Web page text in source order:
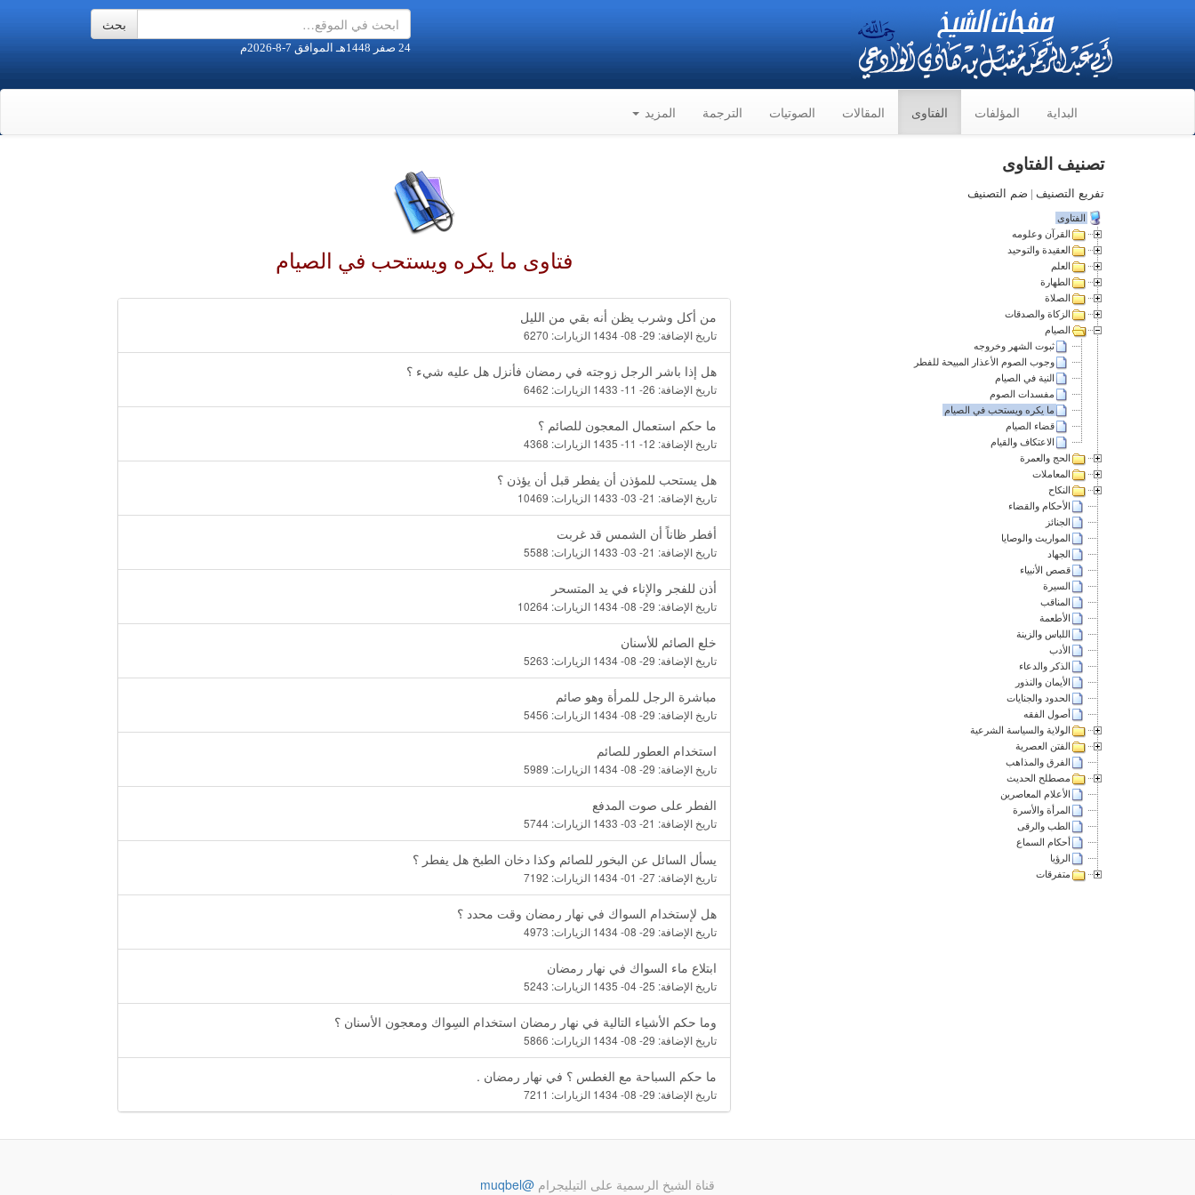
24 صفر 1448هـ الموافق 7-8-2026م
البداية المؤلفات الفتاوى المقالات الصوتيات الترجمة المزيد
فتاوى ما يكره ويستحب في الصيام
من أكل وشرب يظن أنه بقي من الليل
تاريخ الإضافة: 29- 08- 1434 الزيارات: 6270
هل إذا باشر الرجل زوجته في رمضان فأنزل هل عليه شيء ؟
تاريخ الإضافة: 26- 11- 1433 الزيارات: 6462
ما حكم استعمال المعجون للصائم ؟
تاريخ الإضافة: 12- 11- 1435 الزيارات: 4368
هل يستحب للمؤذن أن يفطر قبل أن يؤذن ؟
تاريخ الإضافة: 21- 03- 1433 الزيارات: 10469
أفطر ظاناً أن الشمس قد غربت
تاريخ الإضافة: 21- 03- 1433 الزيارات: 5588
أذن للفجر والإناء في يد المتسحر
تاريخ الإضافة: 29- 08- 1434 الزيارات: 10264
خلع الصائم للأسنان
تاريخ الإضافة: 29- 08- 1434 الزيارات: 5263
مباشرة الرجل للمرأة وهو صائم
تاريخ الإضافة: 29- 08- 1434 الزيارات: 5456
استخدام العطور للصائم
تاريخ الإضافة: 29- 08- 1434 الزيارات: 5989
الفطر على صوت المدفع
تاريخ الإضافة: 21- 03- 1433 الزيارات: 5744
يسأل السائل عن البخور للصائم وكذا دخان الطبخ هل يفطر ؟
تاريخ الإضافة: 27- 01- 1434 الزيارات: 7192
هل لإستخدام السواك في نهار رمضان وقت محدد ؟
تاريخ الإضافة: 29- 08- 1434 الزيارات: 4973
ابتلاع ماء السواك في نهار رمضان
تاريخ الإضافة: 25- 04- 1435 الزيارات: 5243
وما حكم الأشياء التالية في نهار رمضان استخدام السِواك ومعجون الأسنان ؟
تاريخ الإضافة: 29- 08- 1434 الزيارات: 5866
ما حكم السباحة مع الغطس ؟ في نهار رمضان .
تاريخ الإضافة: 29- 08- 1434 الزيارات: 7211
تصنيف الفتاوى
تفريع التصنيف | ضم التصنيف
الفتاوى
القرآن وعلومه
العقيدة والتوحيد
العلم
الطهارة
الصلاة
الزكاة والصدقات
الصيام
ثبوت الشهر وخروجه
وجوب الصوم الأعذار المبيحة للفطر
النية في الصيام
مفسدات الصوم
ما يكره ويستحب في الصيام
قضاء الصيام
الاعتكاف والقيام
الحج والعمرة
المعاملات
النكاح
الأحكام والقضاء
الجنائز
المواريث والوصايا
الجهاد
قصص الأنبياء
السيرة
المناقب
الأطعمة
اللباس والزينة
الأدب
الذكر والدعاء
الأيمان والنذور
الحدود والجنايات
أصول الفقه
الولاية والسياسة الشرعية
الفتن العصرية
الفرق والمذاهب
مصطلح الحديث
الأعلام المعاصرين
المرأة والأسرة
الطب والرقى
أحكام السماع
الرؤيا
متفرقات
قناة الشيخ الرسمية على التيليجرام @muqbel